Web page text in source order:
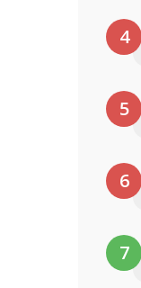
4
5
6
7